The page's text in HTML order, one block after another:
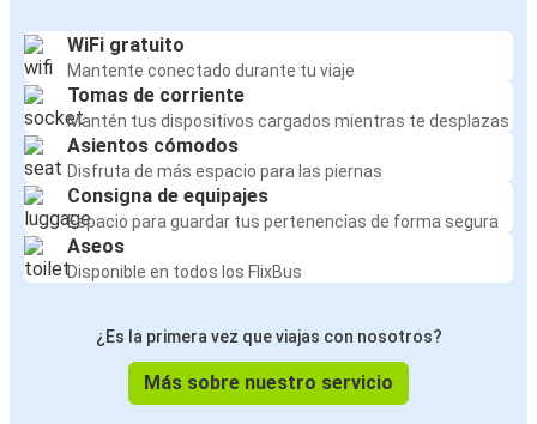
WiFi gratuito
Mantente conectado durante tu viaje
Tomas de corriente
Mantén tus dispositivos cargados mientras te desplazas
Asientos cómodos
Disfruta de más espacio para las piernas
Consigna de equipajes
Espacio para guardar tus pertenencias de forma segura
Aseos
Disponible en todos los FlixBus
¿Es la primera vez que viajas con nosotros?
Más sobre nuestro servicio